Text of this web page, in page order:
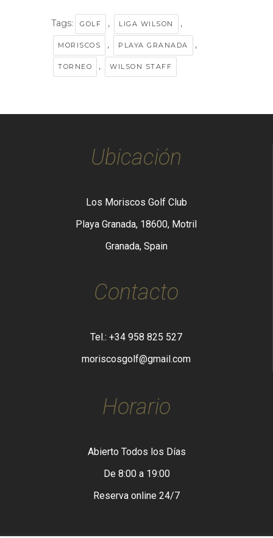
Tags: GOLF , LIGA WILSON ,
MORISCOS , PLAYA GRANADA ,
TORNEO , WILSON STAFF
Ubicación
Los Moriscos Golf Club
Playa Granada, 18600, Motril
Granada, Spain
Contacto
Tel.: +34 958 825 527
moriscosgolf@gmail.com
Horario
Abierto Todos los Días
De 8:00 a 19:00
Reserva online 24/7